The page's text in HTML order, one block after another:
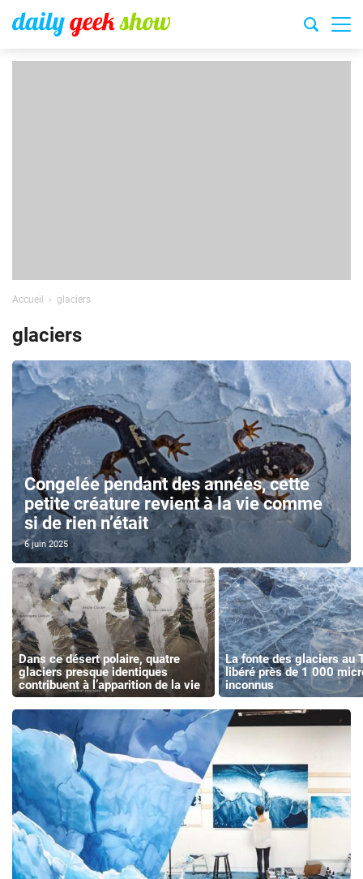
Accueil glaciers
glaciers
Congelée pendant des années, cette
petite créature revient à la vie comme
si de rien n’était
6 juin 2025
Dans ce désert polaire, quatre
glaciers presque identiques
contribuent à l’apparition de la vie
La fonte des glaciers au
libéré près de 1 000
inconnus